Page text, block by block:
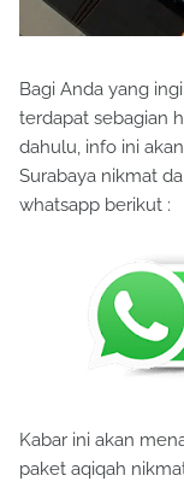
Bagi Anda yang
terdapat sebagian
dahulu, info ini
Surabaya nikmat
whatsapp berikut :
Kabar ini akan
paket aqiqah